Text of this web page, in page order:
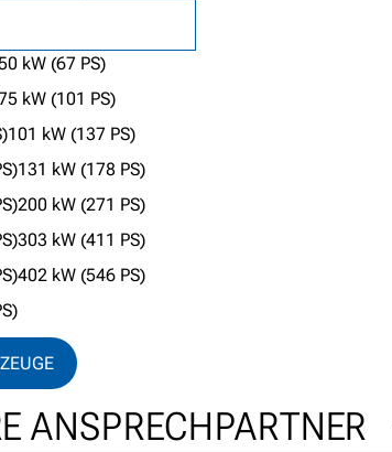
kW (67 PS)
kW (101 PS)
101 kW (137 PS)
131 kW (178 PS)
200 kW (271 PS)
303 kW (411 PS)
402 kW (546 PS)
ANSPRECHPARTNER